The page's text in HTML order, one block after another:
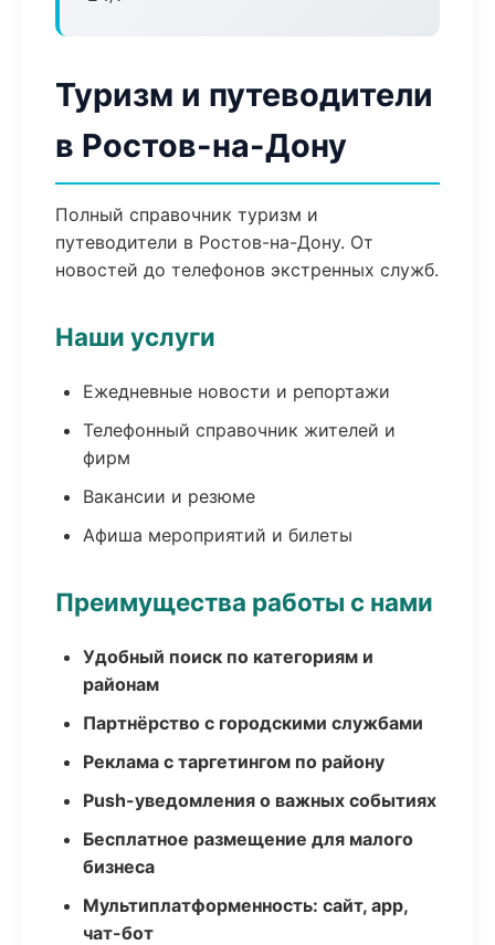
Туризм и путеводители
в Ростов-на-Дону
Полный справочник туризм и
путеводители в Ростов-на-Дону. От
новостей до телефонов экстренных служб.
Наши услуги
Ежедневные новости и репортажи
Телефонный справочник жителей и
фирм
Вакансии и резюме
Афиша мероприятий и билеты
Преимущества работы с нами
Удобный поиск по категориям и
районам
Партнёрство с городскими службами
Реклама с таргетингом по району
Push-уведомления о важных событиях
Бесплатное размещение для малого
бизнеса
Мультиплатформенность: сайт, app,
чат-бот